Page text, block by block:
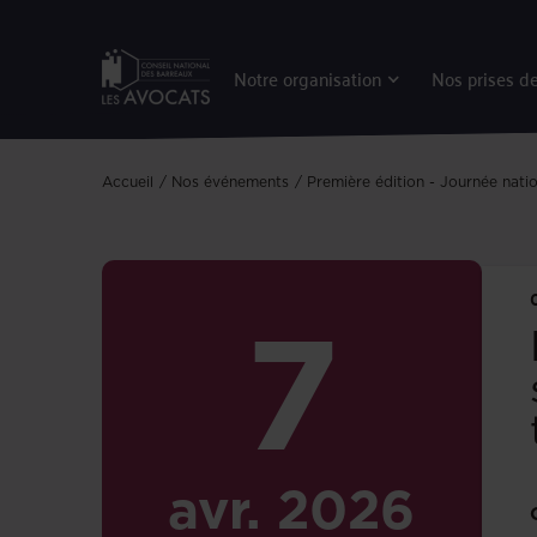
Notre organisation Nos prises
Accueil Nos événements Première édition - Journée
7
avr. 2026